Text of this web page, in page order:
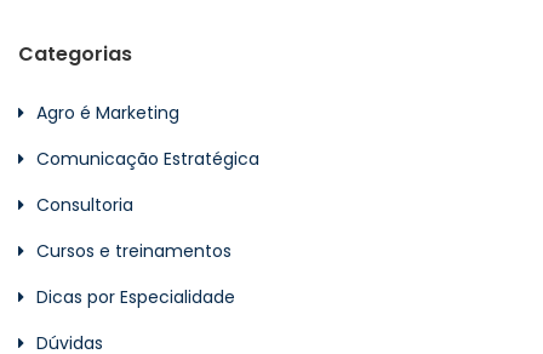
Categorias
Agro é Marketing
Comunicação Estratégica
Consultoria
Cursos e treinamentos
Dicas por Especialidade
Dúvidas